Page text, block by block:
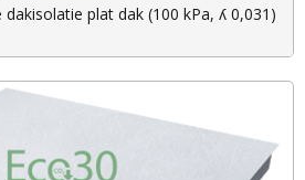
plat dak (100 kPa, ʎ 0,031)